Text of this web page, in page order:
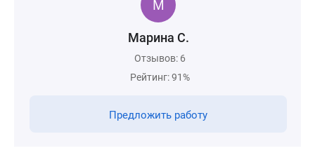
Марина С.
Отзывов: 6
Рейтинг: 91%
Предложить работу